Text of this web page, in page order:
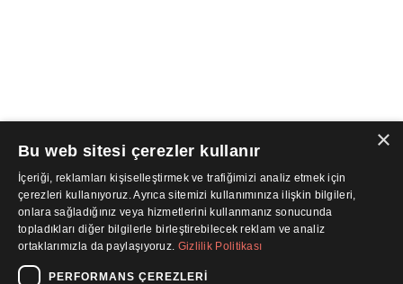
×
Bu web sitesi çerezler kullanır
İçeriği, reklamları kişiselleştirmek ve trafiğimizi analiz etmek için
çerezleri kullanıyoruz. Ayrıca sitemizi kullanımınıza ilişkin bilgileri,
onlara sağladığınız veya hizmetlerini kullanmanız sonucunda
topladıkları diğer bilgilerle birleştirebilecek reklam ve analiz
ortaklarımızla da paylaşıyoruz. Gizlilik Politikası
PERFORMANS ÇEREZLERI